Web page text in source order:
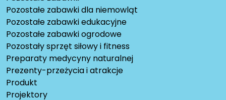
Pozostałe zabawki dla niemowląt
Pozostałe zabawki edukacyjne
Pozostałe zabawki ogrodowe
Pozostały sprzęt siłowy i fitness
Preparaty medycyny naturalnej
Prezenty-przeżycia i atrakcje
Produkt
Projektory